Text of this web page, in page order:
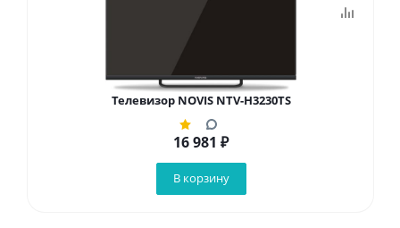
Телевизор NOVIS NTV-H3230TS
16 981 ₽
В корзину